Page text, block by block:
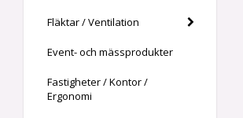
Fläktar / Ventilation
Event- och mässprodukter
Fastigheter / Kontor /
Ergonomi